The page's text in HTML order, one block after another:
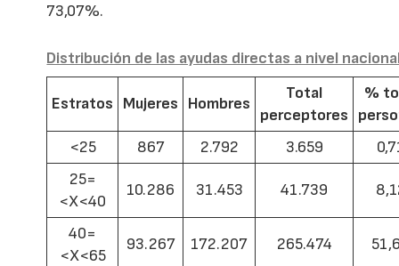
73,07%.
Distribución de las ayudas directas a nivel
Estratos Mujeres Hombres
Total
perceptores
%
<25
867 2.792 3.659
25=
<X<40
10.286 31.453 41.739
40=
<X<65
93.267 172.207 265.474